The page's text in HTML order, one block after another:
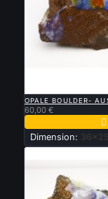
OPALE BOULDER-
60,00 €

Dimension: